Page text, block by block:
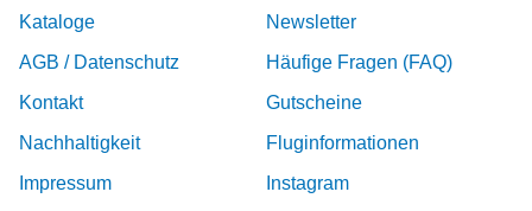
Kataloge
Newsletter
AGB / Datenschutz
Häufige Fragen (FAQ)
Kontakt
Gutscheine
Nachhaltigkeit
Fluginformationen
Impressum
Instagram